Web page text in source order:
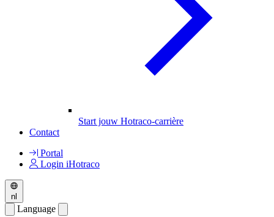
Start jouw Hotraco-carrière
Contact
Portal
Login iHotraco
nl
Language